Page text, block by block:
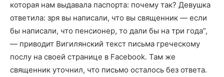
которая нам выдавала паспорта: почему так? Девушка
ответила: зря вы написали, что вы священник — если
бы написали, что пенсионер, то дали бы на три года”,
— приводит Вигилянский текст письма греческому
послу на своей странице в Facebook. Там же
священник уточнил, что письмо осталось без ответа.